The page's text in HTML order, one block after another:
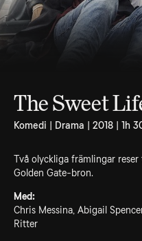
The Sweet
Komedi | Drama | 2018 | 1h
Två olyckliga främlingar
Golden Gate-bron.
Med:
Chris Messina, Abigail
Ritter